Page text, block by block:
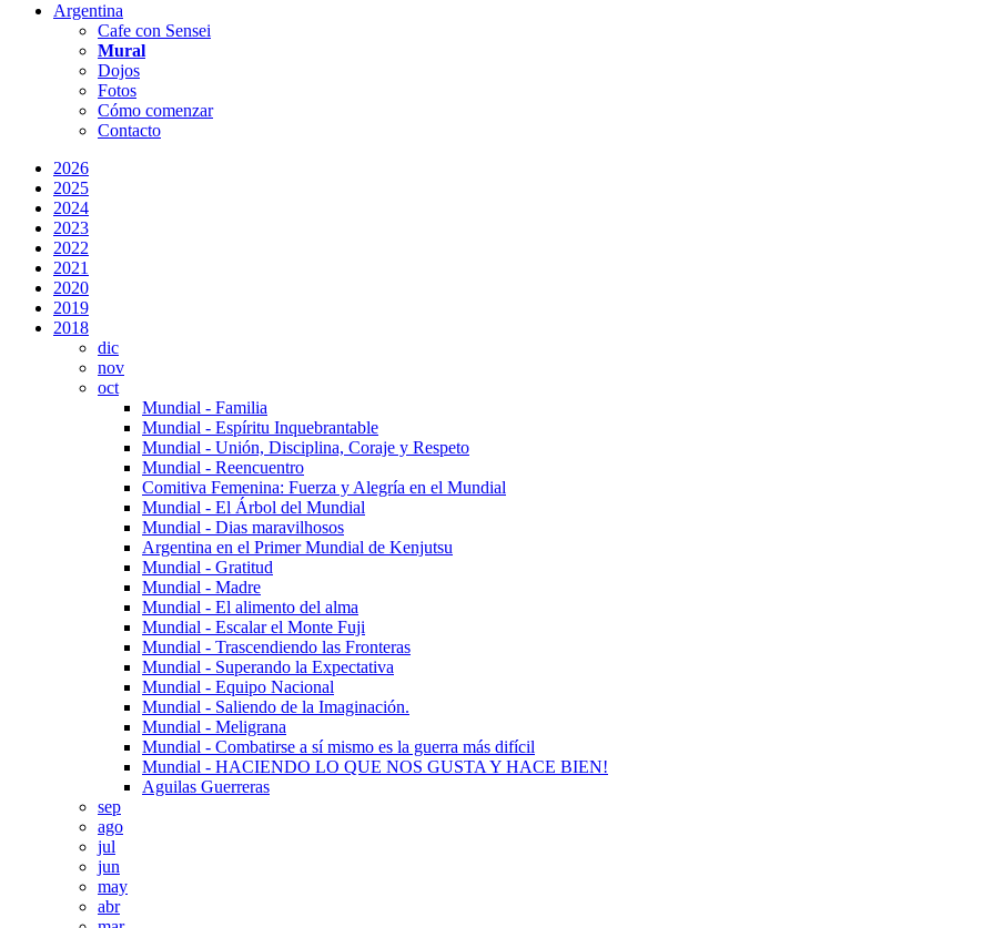
Argentina
Cafe con Sensei
Mural
Dojos
Fotos
Cómo comenzar
Contacto
2026
2025
2024
2023
2022
2021
2020
2019
2018
dic
nov
oct
Mundial - Familia
Mundial - Espíritu Inquebrantable
Mundial - Unión, Disciplina, Coraje y Respeto
Mundial - Reencuentro
Comitiva Femenina: Fuerza y Alegría en el Mundial
Mundial - El Árbol del Mundial
Mundial - Dias maravilhosos
Argentina en el Primer Mundial de Kenjutsu
Mundial - Gratitud
Mundial - Madre
Mundial - El alimento del alma
Mundial - Escalar el Monte Fuji
Mundial - Trascendiendo las Fronteras
Mundial - Superando la Expectativa
Mundial - Equipo Nacional
Mundial - Saliendo de la Imaginación.
Mundial - Meligrana
Mundial - Combatirse a sí mismo es la guerra más difícil
Mundial - HACIENDO LO QUE NOS GUSTA Y HACE BIEN!
Aguilas Guerreras
sep
ago
jul
jun
may
abr